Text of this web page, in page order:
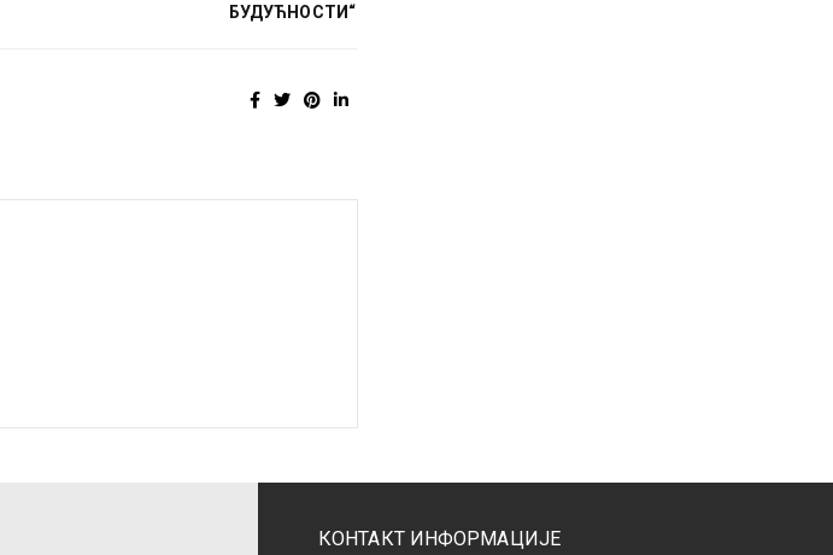
БУДУЋНОСТИ“
КОНТАКТ ИНФОРМАЦИЈЕ